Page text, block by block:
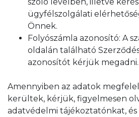
ügyfélszolgálati
Önnek.
Folyószámla azonosító: A
oldalán található
azonosítót kérjük megadni.
Amennyiben az adatok
kerültek, kérjük, figyelmesen
adatvédelmi tájékoztatónkat,